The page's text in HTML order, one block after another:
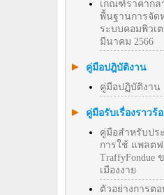
เกณฑ์ราคาก
พื้นฐานการจัด
ระบบคอมพิวเ
มีนาคม 2566
คู่มือปฎิบัติงาน
คู่มือปฏิบัติงาน
คู่มือรับเรื่องราวร้
คู่มือสำหรับปร
การใช้ แพลต
TraffyFondue
เมืองงาย
ตัวอย่างการตอ